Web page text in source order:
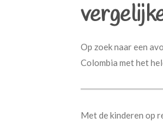
Op zoek naar een
Colombia met het
Met de kinderen op